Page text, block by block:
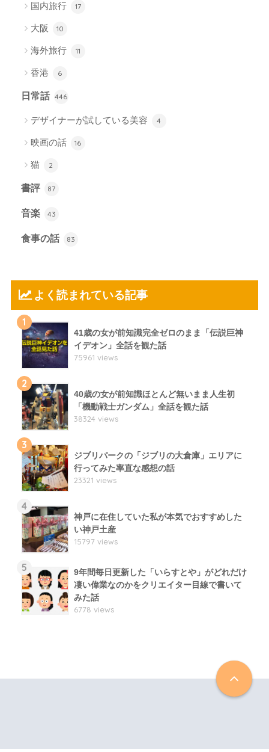
国内旅行 17
大阪 10
海外旅行 11
香港 6
日常話 446
デザイナーが試している美容 4
映画の話 16
猫 2
書評 87
音楽 43
食事の話 83
よく読まれている記事
1
41歳の女が前知識完全ゼロのまま「伝説巨神
イデオン」全話を観た話
75961 views
2
40歳の女が前知識ほとんど無いまま人生初
「機動戦士ガンダム」全話を観た話
38324 views
3
ジブリパークの「ジブリの大倉庫」エリアに
行ってみた率直な感想の話
23321 views
4
神戸に在住していた私が本気でおすすめした
い神戸土産
15797 views
5
9年間毎日更新した「いらすとや」がどれだけ
凄い偉業なのかをクリエイター目線で書いて
みた話
6778 views